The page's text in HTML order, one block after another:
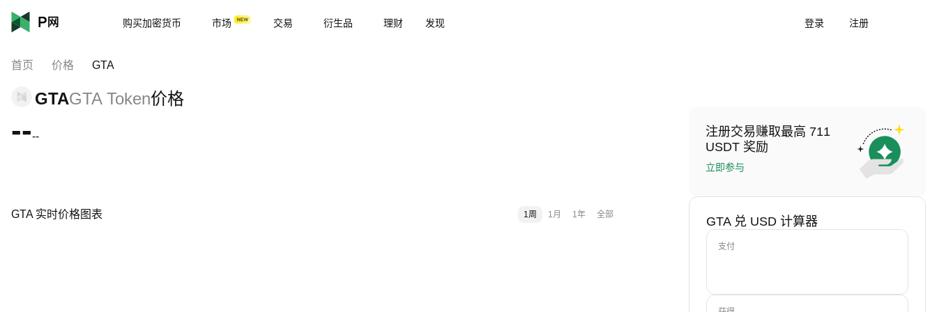
购买加密货币 市场 交易 衍生品 理财 发现 登录 注册
首页 价格 GTA
GTAGTA Token价格
----
GTA 实时价格图表 1周 1月 1年 全部
注册交易赚取最高 711
USDT 奖励
立即参与
GTA 兑 USD 计算器
支付